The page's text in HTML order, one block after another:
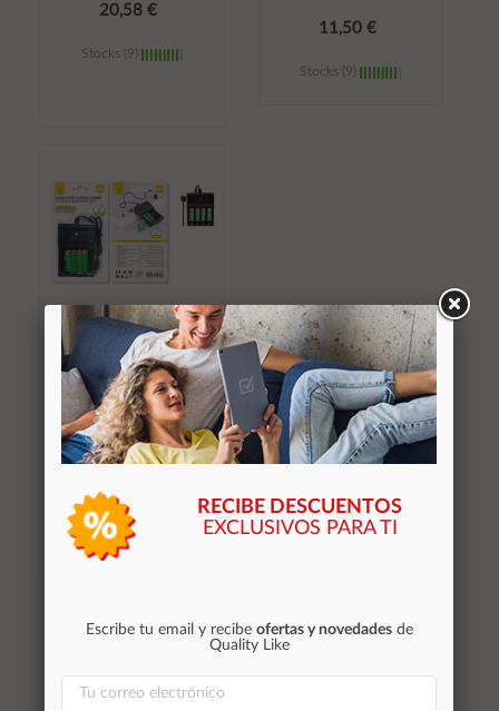
20,58 €
Stocks (9)
carrito
11,50 €
Stocks (9)
Cargador pilas USB AA
- AAA (4x AAA
1.200Mah Incluidas)/
Indicador Luz / Negro /
NA0373 / 2003732 /
One+
8,90 €
Stocks (6)
Añadir al
RECIBE DESCUENTOS
EXCLUSIVOS PARA TI
Escribe tu email y recibe ofertas y novedadesde
Quality Like